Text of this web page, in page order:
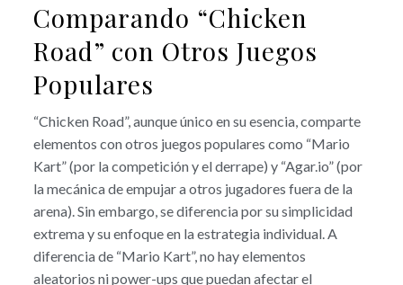
Comparando “Chicken
Road” con Otros Juegos
Populares
“Chicken Road”, aunque único en su esencia, comparte
elementos con otros juegos populares como “Mario
Kart” (por la competición y el derrape) y “Agar.io” (por
la mecánica de empujar a otros jugadores fuera de la
arena). Sin embargo, se diferencia por su simplicidad
extrema y su enfoque en la estrategia individual. A
diferencia de “Mario Kart”, no hay elementos
aleatorios ni power-ups que puedan afectar el